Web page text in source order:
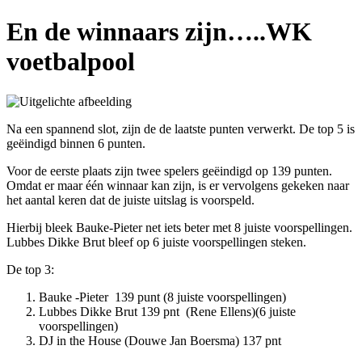
En de winnaars zijn…..WK
voetbalpool
Na een spannend slot, zijn de de laatste punten verwerkt. De top 5 is
geëindigd binnen 6 punten.
Voor de eerste plaats zijn twee spelers geëindigd op 139 punten.
Omdat er maar één winnaar kan zijn, is er vervolgens gekeken naar
het aantal keren dat de juiste uitslag is voorspeld.
Hierbij bleek Bauke-Pieter net iets beter met 8 juiste voorspellingen.
Lubbes Dikke Brut bleef op 6 juiste voorspellingen steken.
De top 3:
Bauke -Pieter 139 punt (8 juiste voorspellingen)
Lubbes Dikke Brut 139 pnt (Rene Ellens)(6 juiste
voorspellingen)
DJ in the House (Douwe Jan Boersma) 137 pnt